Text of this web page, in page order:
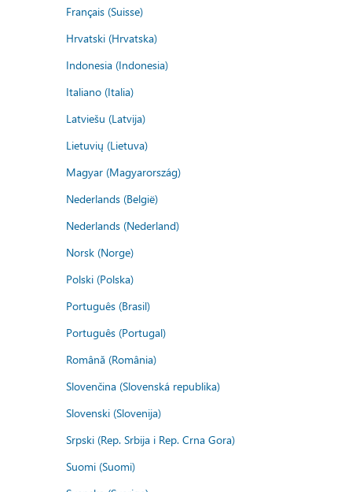
Français (Suisse)
Hrvatski (Hrvatska)
Indonesia (Indonesia)
Italiano (Italia)
Latviešu (Latvija)
Lietuvių (Lietuva)
Magyar (Magyarország)
Nederlands (België)
Nederlands (Nederland)
Norsk (Norge)
Polski (Polska)
Português (Brasil)
Português (Portugal)
Română (România)
Slovenčina (Slovenská republika)
Slovenski (Slovenija)
Srpski (Rep. Srbija i Rep. Crna Gora)
Suomi (Suomi)